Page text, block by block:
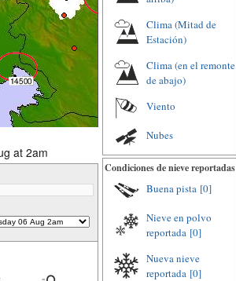
at 2am
Clima (Mitad de
Estación)
Clima (en el remonte
de abajo)
Viento
Nubes
Condiciones de nieve reportadas
Buena pista [0]
Nieve en polvo
reportada [0]
Nueva nieve
reportada [0]